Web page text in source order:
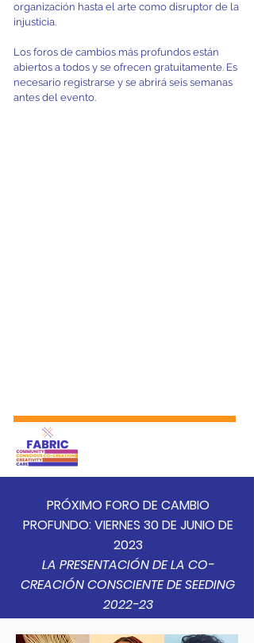
organización hasta el arte como disruptor de la
injusticia.
Los foros de cambios más profundos están
abiertos a todos y se ofrecen gratuitamente. Es
necesario registrarse y se abrirá seis semanas
antes del evento.
PRÓXIMO FORO DE CAMBIO
PROFUNDO: VIERNES 30 DE JUNIO DE
2023
LA PRESENTACIÓN DE LA CO-
CREACIÓN CONSCIENTE DE SEEDING
2022-23